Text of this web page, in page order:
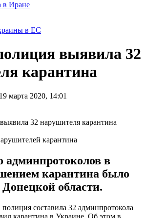
в Иране
в ЕС
выявила 32
карантина
марта 2020, 14:01
карантина
админпротоколов в
карантина было
Донецкой области.
составила 32 админпротокола
карантина в Украине. Об этом в